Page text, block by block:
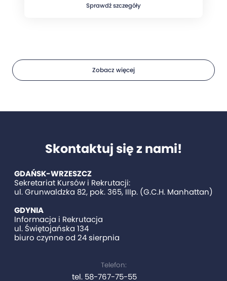
Sprawdź szczegóły
Zobacz więcej
Skontaktuj się z nami!
GDAŃSK-WRZESZCZ
Sekretariat Kursów i Rekrutacji:
ul. Grunwaldzka 82, pok. 365, IIIp. (G.C.H. Manhattan)
GDYNIA
Informacja i Rekrutacja
ul. Świętojańska 134
biuro czynne od 24 sierpnia
Telefon:
tel. 58-767-75-55